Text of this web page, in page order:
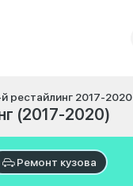
й рестайлинг 2017-2020
(2017-2020)
Ремонт кузова